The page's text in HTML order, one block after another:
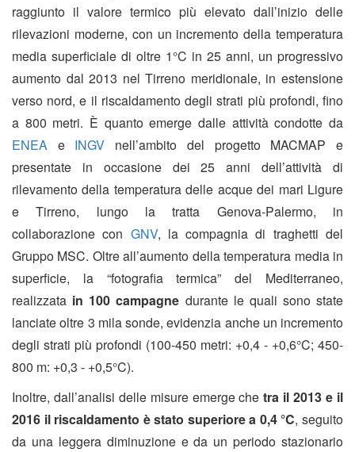
raggiunto il valore termico più elevato dall’inizio delle
rilevazioni moderne, con un incremento della temperatura
media superficiale di oltre 1°C in 25 anni, un progressivo
aumento dal 2013 nel Tirreno meridionale, in estensione
verso nord, e il riscaldamento degli strati più profondi, fino
a 800 metri. È quanto emerge dalle attività condotte da
ENEA e INGV nell’ambito del progetto MACMAP
e
presentate in occasione dei 25 anni dell’attività di
rilevamento della temperatura delle acque dei mari Ligure
e Tirreno, lungo la tratta Genova-Palermo, in
collaborazione con GNV, la compagnia di traghetti del
Gruppo MSC. Oltre all’aumento della temperatura media in
superficie, la “fotografia termica” del Mediterraneo,
realizzata in 100 campagne durante le quali sono state
lanciate oltre 3 mila sonde, evidenzia anche un incremento
degli strati più profondi (100-450 metri: +0,4 - +0,6°C; 450-
800 m: +0,3 - +0,5°C).
Inoltre, dall’analisi delle misure emerge che tra il 2013 e il
2016 il riscaldamento è stato superiore a 0,4 °C, seguito
da una leggera diminuzione e da un periodo stazionario